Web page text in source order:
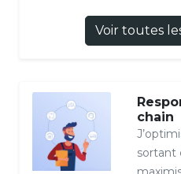
Voir toutes
chain
sortant